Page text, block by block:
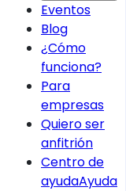
Eventos
Blog
¿Cómo
funciona?
Para
empresas
Quiero ser
anfitrión
Centro de
ayudaAyuda